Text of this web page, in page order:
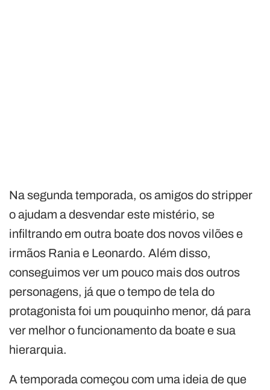
Na segunda temporada, os amigos do stripper
o ajudam a desvendar este mistério, se
infiltrando em outra boate dos novos vilões e
irmãos Rania e Leonardo. Além disso,
conseguimos ver um pouco mais dos outros
personagens, já que o tempo de tela do
protagonista foi um pouquinho menor, dá para
ver melhor o funcionamento da boate e sua
hierarquia.
A temporada começou com uma ideia de que